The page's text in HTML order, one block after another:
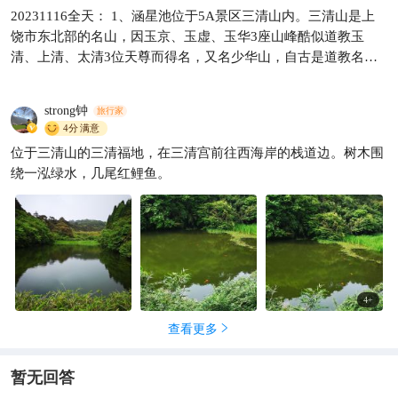
你尝试在海拔1530米，重新分
配三清山的时间
背着干粮去旅行 2064
20231116全天： 1、涵星池位于5A景区三清山内。三清山是上
饶市东北部的名山，因玉京、玉虚、玉华3座山峰酷似道教玉
清、上清、太清3位天尊而得名，又名少华山，自古是道教名
动物1827种、高等植物2373种。景区面积庞大，路况较复杂，大
致分南门区域、东门金沙区域、南清园、万寿园、阳光海岸、西
海岸、三清宫、北门区域8大区域，3个门各有1条爬山路到达中
心枢纽点禹皇顶。 ①地址：江西省上饶市玉山县 ②交通：无公
交，有长途车，开车很好停 ③旺季：无 ④用时：1.5天 ⑤票价：
120元 2、三清宫建筑群按道教八卦布局，被誉为中国古代道教
建筑的露天博物馆，主建筑三清宫始建于宋乾道六年（1170
年），因主祀三清尊神而得名，也陪祀道教各路神仙，占地约
500㎡，位于八卦布局的中心，只有一栋建筑，前殿后阁。 3、
涵星池：八卦正西方的“兑”位，因池水清澈而得名。
strong钟 旅行家
4分满意
位于三清山的三清福地，在三清宫前往西海岸的栈道边。树木围
绕一泓绿水，几尾红鲤鱼。
4+
查看更多 
暂无回答